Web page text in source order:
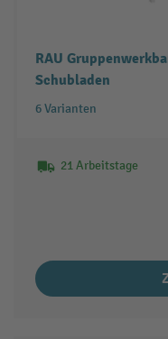
RAU
Schubladen
6 Varianten
21 Arbeitstage